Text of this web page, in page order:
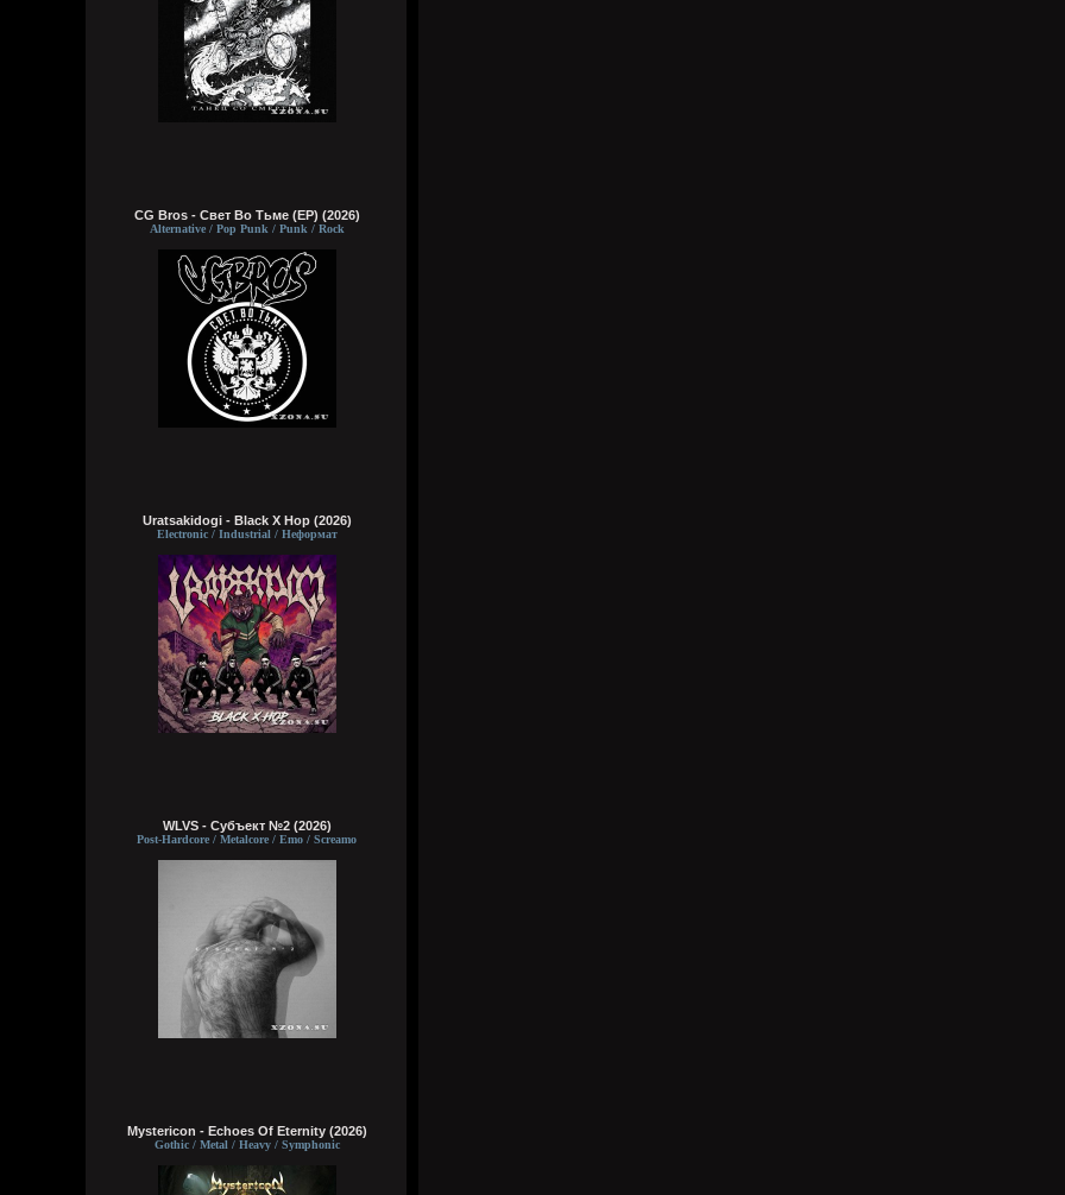
CG Bros - Свет Во Тьме (EP) (2026)
Alternative / Pop Punk / Punk / Rock
Uratsakidogi - Black X Hop (2026)
Electronic / Industrial / Неформат
WLVS - Субъект №2 (2026)
Post-Hardcore / Metalcore / Emo / Screamo
Mystericon - Echoes Of Eternity (2026)
Gothic / Metal / Heavy / Symphonic